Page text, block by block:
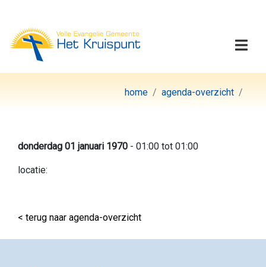
Volle Evangelie
home agenda-overzicht
donderdag 01 januari 1970 - 01:00 tot 01:00
locatie:
< terug naar agenda-overzicht